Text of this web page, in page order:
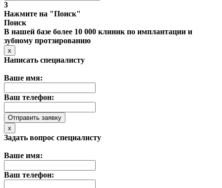
3
Нажмите на "Поиск"
Поиск
В нашей базе более 10 000 клиник по имплантации и
зубному протзированию
x
Написать специалисту
Ваше имя:
Ваш телефон:
x
Задать вопрос специалисту
Ваше имя:
Ваш телефон: